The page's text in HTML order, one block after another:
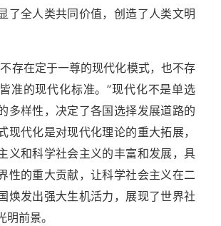
了全人类共同价值，创造了人类文明
存在定于一尊的现代化模式，也不存
准的现代化标准。”现代化不是单选
多样性，决定了各国选择发展道路的
现代化是对现代化理论的重大拓展，
义和科学社会主义的丰富和发展，具
性的重大贡献，让科学社会主义在二
焕发出强大生机活力，展现了世界社
前景。